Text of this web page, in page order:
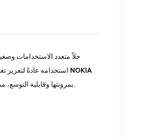
NOKIA
بمرونتها وقابلية التوسع، مما يجعلها مثالية لسيناريوهات النشر المختلفة، مثل الأماكن العامة والمؤسسات والبيئات الخارجية الأصغر حجمًا.